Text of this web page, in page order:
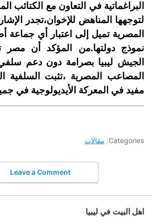
البراغماتية في التعاون مع الكتائب
لتوجهها المناهض للإخوان،تجدر
المصرية تميل إلى اعتبار أي جماعة
نموذج دولتها.من المؤكد أن
الجيش ليبيا بصرامة دون دعم
المصاعب المصرية ،تثبت السلفية
مفيد في المعركة الأيديولوجية في
Categories: مقالات
Leave a Comment
اهل البيت في ليبيا